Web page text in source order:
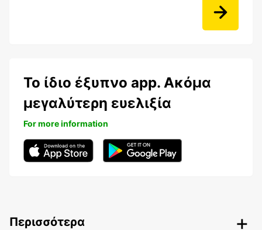
Το ίδιο έξυπνο app. Ακόμα
μεγαλύτερη ευελιξία
For more information
Περισσότερα